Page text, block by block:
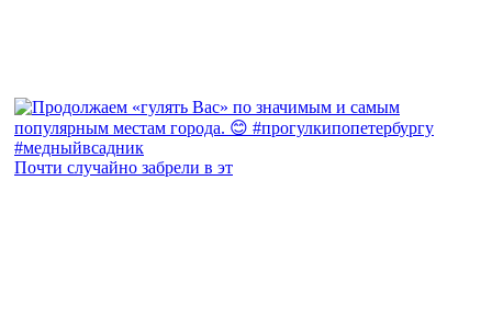
Почти случайно забрели в эт